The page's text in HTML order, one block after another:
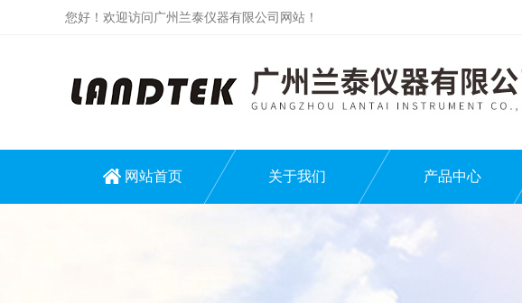
您好！欢迎访问广州兰泰仪器有限公司网站！
网站首页 关于我们 产品中心